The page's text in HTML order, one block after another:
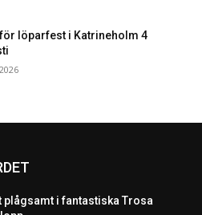
löparfest i Katrineholm 4
plågsamt i fantastiska Trosa